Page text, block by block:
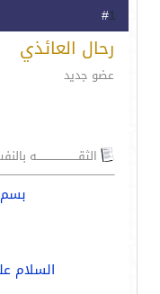
1
رحال العائذي
عضو جديد
الثقـــــــــــــــــــــــه
بسم
السلام